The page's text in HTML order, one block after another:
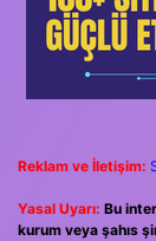
Reklam ve İletişim:
Yasal Uyarı: Bu
kurum veya şahıs